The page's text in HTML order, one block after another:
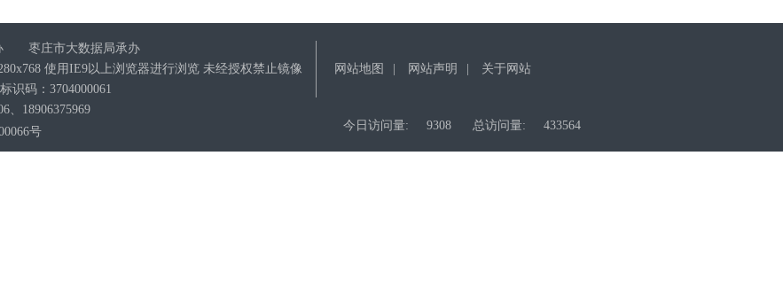
枣庄市大数据局承办
使用IE9以上浏览器进行浏览 未经授权禁止镜像
识码：3704000061
、18906375969
号
网站地图 网站声明 关于网站
今日访问量: 9308 总访问量: 433564